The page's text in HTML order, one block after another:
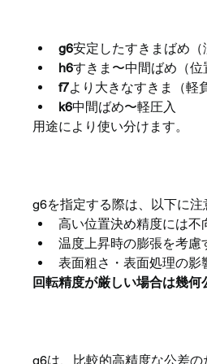
g6安定したすきまばめ（
h6すきま〜中間ばめ（位
f7より大きなすきま（軽
k6中間ばめ〜軽圧入
用途により使い分けます。
g6を指定する際は、以下に注
高い位置決め精度には不
温度上昇時の膨張を考慮
表面粗さ・表面処理の影
回転精度が厳しい場合は幾何
g6は、比較的高精度な公差の